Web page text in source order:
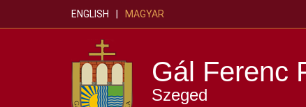
ENGLISH MAGYAR
Gál Ferenc
Szeged